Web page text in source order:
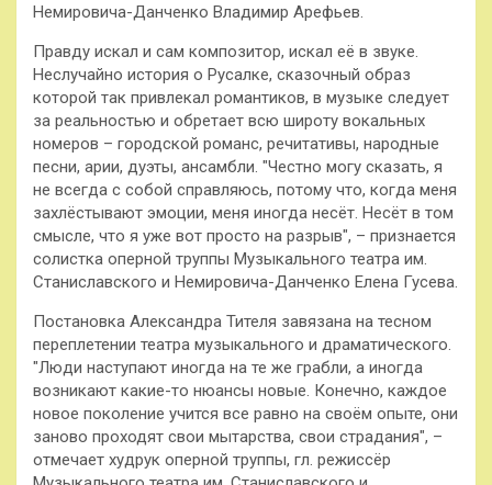
Немировича-Данченко Владимир Арефьев.
Правду искал и сам композитор, искал её в звуке.
Неслучайно история о Русалке, сказочный образ
которой так привлекал романтиков, в музыке следует
за реальностью и обретает всю широту вокальных
номеров – городской романс, речитативы, народные
песни, арии, дуэты, ансамбли. "Честно могу сказать, я
не всегда с собой справляюсь, потому что, когда меня
захлёстывают эмоции, меня иногда несёт. Несёт в том
смысле, что я уже вот просто на разрыв", – признается
солистка оперной труппы Музыкального театра им.
Станиславского и Немировича-Данченко Елена Гусева.
Постановка Александра Тителя завязана на тесном
переплетении театра музыкального и драматического.
"Люди наступают иногда на те же грабли, а иногда
возникают какие-то нюансы новые. Конечно, каждое
новое поколение учится все равно на своём опыте, они
заново проходят свои мытарства, свои страдания", –
отмечает худрук оперной труппы, гл. режиссёр